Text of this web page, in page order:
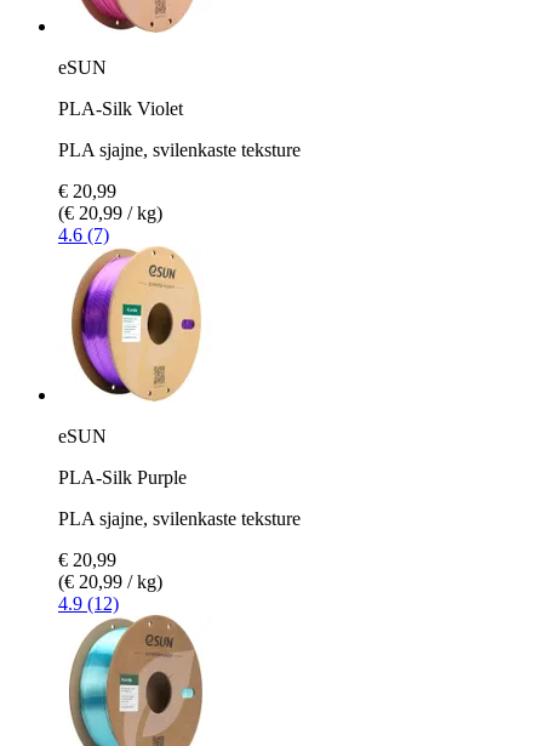
eSUN
PLA-Silk Violet
PLA sjajne, svilenkaste teksture
€ 20,99
(€ 20,99 / kg)
4.6 (7)
eSUN
PLA-Silk Purple
PLA sjajne, svilenkaste teksture
€ 20,99
(€ 20,99 / kg)
4.9 (12)